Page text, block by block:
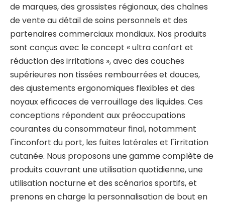
de marques, des grossistes régionaux, des chaînes
de vente au détail de soins personnels et des
partenaires commerciaux mondiaux. Nos produits
sont conçus avec le concept « ultra confort et
réduction des irritations », avec des couches
supérieures non tissées rembourrées et douces,
des ajustements ergonomiques flexibles et des
noyaux efficaces de verrouillage des liquides. Ces
conceptions répondent aux préoccupations
courantes du consommateur final, notamment
l"inconfort du port, les fuites latérales et l"irritation
cutanée. Nous proposons une gamme complète de
produits couvrant une utilisation quotidienne, une
utilisation nocturne et des scénarios sportifs, et
prenons en charge la personnalisation de bout en